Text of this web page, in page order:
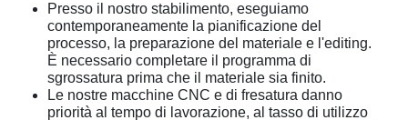
Presso il nostro stabilimento, eseguiamo
contemporaneamente la pianificazione del
processo, la preparazione del materiale e l'editing.
È necessario completare il programma di
sgrossatura prima che il materiale sia finito.
Le nostre macchine CNC e di fresatura danno
priorità al tempo di lavorazione, al tasso di utilizzo